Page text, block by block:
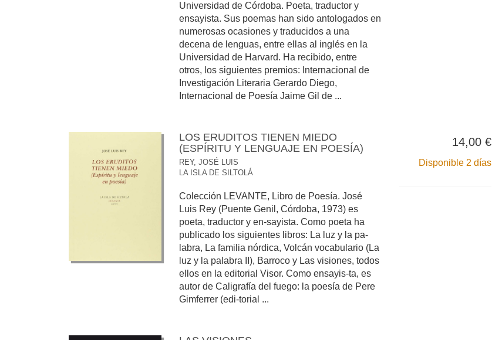
Universidad de Córdoba. Poeta, traductor y
ensayista. Sus poemas han sido antologados en
numerosas ocasiones y traducidos a una
decena de lenguas, entre ellas al inglés en la
Universidad de Harvard. Ha recibido, entre
otros, los siguientes premios: Internacional de
Investigación Literaria Gerardo Diego,
Internacional de Poesía Jaime Gil de ...
LOS ERUDITOS TIENEN MIEDO
(ESPÍRITU Y LENGUAJE EN POESÍA)
REY, JOSÉ LUIS
LA ISLA DE SILTOLÁ
Colección LEVANTE, Libro de Poesía. José
Luis Rey (Puente Genil, Córdoba, 1973) es
poeta, traductor y en-sayista. Como poeta ha
publicado los siguientes libros: La luz y la pa-
labra, La familia nórdica, Volcán vocabulario (La
luz y la palabra II), Barroco y Las visiones, todos
ellos en la editorial Visor. Como ensayis-ta, es
autor de Caligrafía del fuego: la poesía de Pere
Gimferrer (edi-torial ...
14,00 €
Disponible 2 días